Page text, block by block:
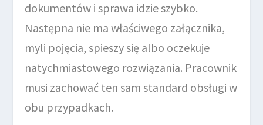
dokumentów i sprawa idzie szybko.
Następna nie ma właściwego załącznika,
myli pojęcia, spieszy się albo oczekuje
natychmiastowego rozwiązania. Pracownik
musi zachować ten sam standard obsługi w
obu przypadkach.